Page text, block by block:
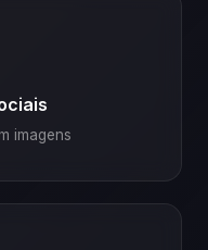
imagens